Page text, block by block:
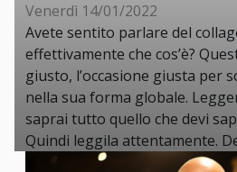
Venerdì 14/01/2022
Avete sentito parlare del
effettivamente che cos’è?
giusto, l’occasione giusta per
nella sua forma globale.
saprai tutto quello che devi
Quindi leggila attentamente.